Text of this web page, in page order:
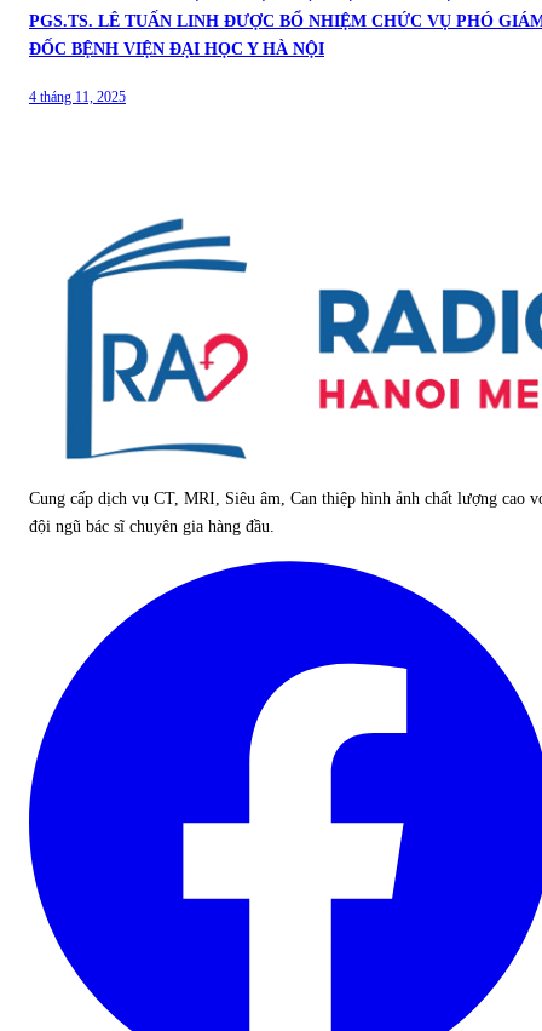
PGS.TS. LÊ TUẤN LINH ĐƯỢC BỔ NHIỆM CHỨC VỤ PHÓ
ĐỐC BỆNH VIỆN ĐẠI HỌC Y HÀ NỘI
4 tháng 11, 2025
Cung cấp dịch vụ CT, MRI, Siêu âm, Can thiệp hình ảnh chất lượng cao
đội ngũ bác sĩ chuyên gia hàng đầu.